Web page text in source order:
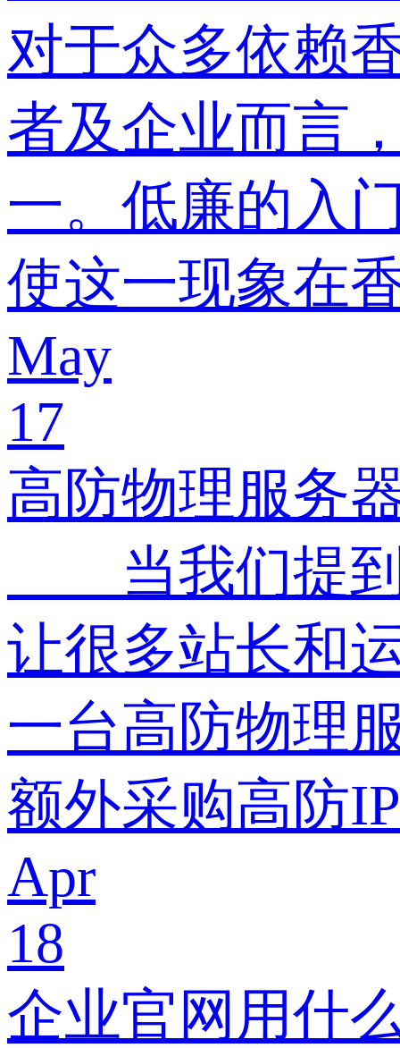
对于众多依赖
者及企业而言
一。低廉的入
使这一现象在
May
17
高防物理服务
当我们提到
让很多站长和
一台高防物理
额外采购高防
Apr
18
企业官网用什